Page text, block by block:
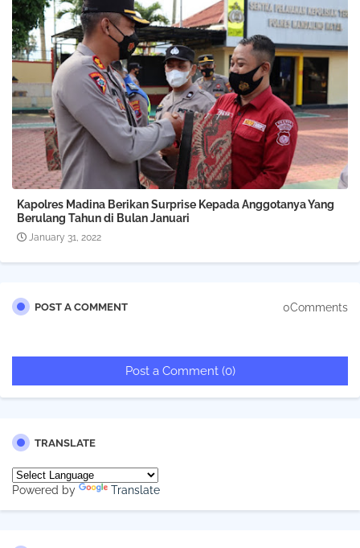
Kapolres Madina Berikan Surprise Kepada Anggotanya Yang
Berulang Tahun di Bulan Januari
January 31, 2022
POST A COMMENT 0Comments
Post a Comment (0)
TRANSLATE
Powered by Translate